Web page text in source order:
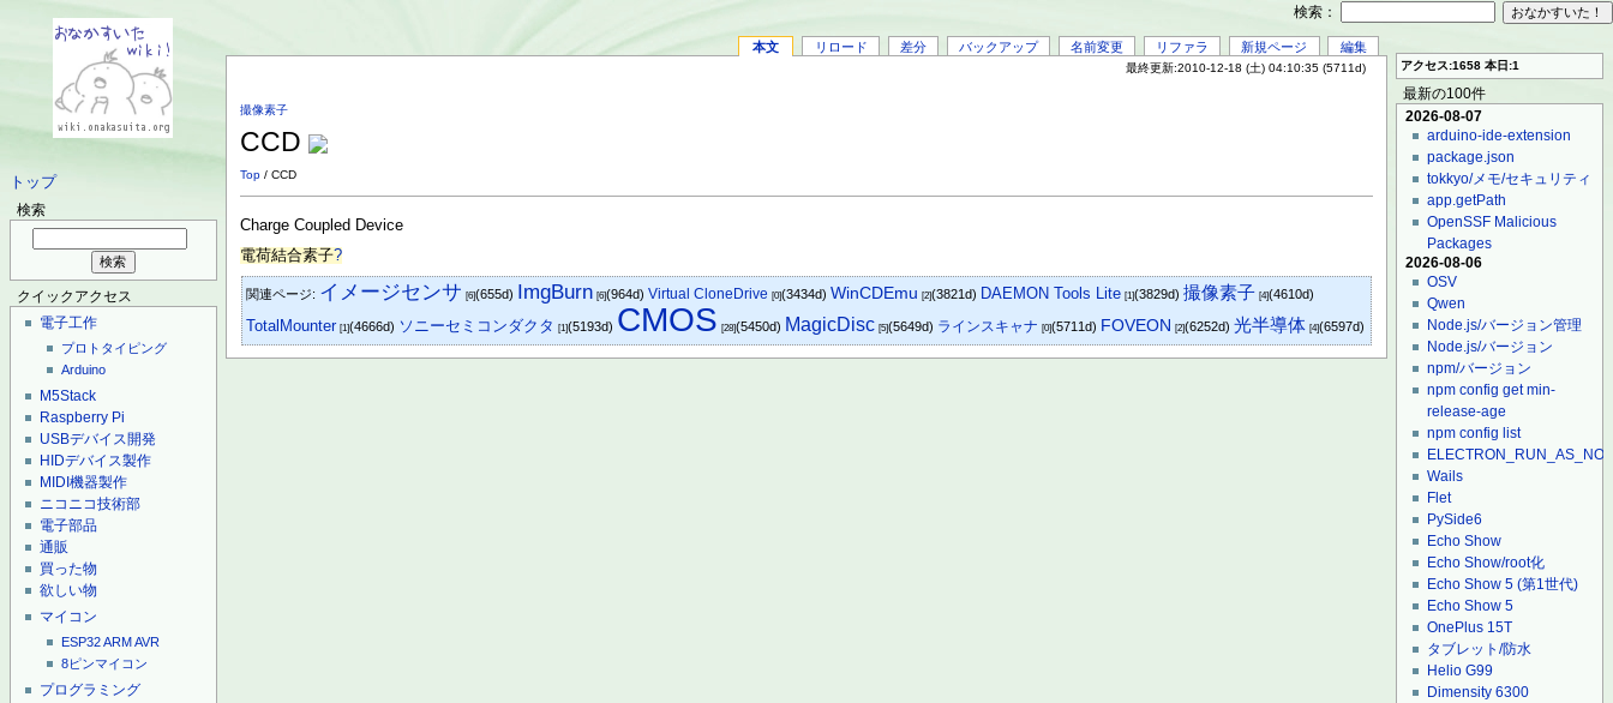
トップ
検索
クイックアクセス
電子工作
プロトタイピング
Arduino
M5Stack
Raspberry Pi
USBデバイス開発
HIDデバイス製作
MIDI機器製作
ニコニコ技術部
電子部品
通販
買った物
欲しい物
マイコン
ESP32ARMAVR
8ピンマイコン
プログラミング
本文 リロード 差分 バックアップ 名前変更 リファラ 新規ページ 編集
最終更新:2010-12-18 (土) 04:10:35 (5711d)
撮像素子
CCD
Top / CCD
Charge Coupled Device
電荷結合素子?
関連ページ: イメージセンサ [6](655d) ImgBurn [6](964d)Virtual CloneDrive [0](3434d)WinCDEmu [2](3821d) DAEMON Tools Lite [1](3829d)撮像素子 [4](4610d)
TotalMounter [1](4666d) ソニーセミコンダクタ [1](5193d) CMOS [28](5450d) MagicDisc [5](5649d) ラインスキャナ [0](5711d) FOVEON [2](6252d)光半導体 [4](6597d)
アクセス:1658 本日:1
最新の100件
2026-08-07
arduino-ide-extension
package.json
tokkyo/メモ/セキュリティ
app.getPath
OpenSSF Malicious
Packages
2026-08-06
OSV
Qwen
Node.js/バージョン管理
Node.js/バージョン
npm/バージョン
npm config get min-
release-age
npm config list
Wails
Flet
PySide6
Echo Show
Echo Show/root化
Echo Show 5 (第1世代)
Echo Show 5
OnePlus 15T
タブレット/防水
Helio G99
Dimensity 6300
検索：